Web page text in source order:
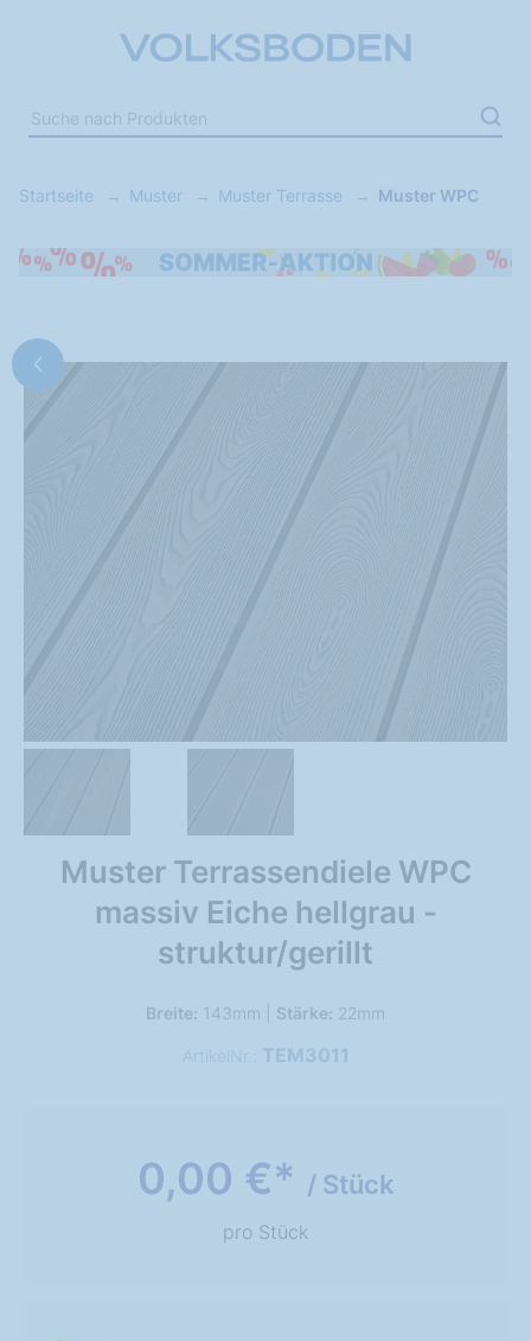
Startseite Muster Muster Terrasse Muster WPC
Muster Terrassendiele WPC
massiv Eiche hellgrau -
struktur/gerillt
Breite: 143mm | Stärke: 22mm
ArtikelNr.: TEM3011
0,00 €* / Stück
pro Stück